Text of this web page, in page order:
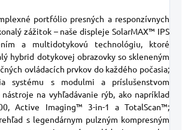
portfólio presných a responzívnych
zážitok – naše displeje SolarMAX™ IPS
a multidotykovú technológiu, ktoré
hybrid dotykovej obrazovky so skleneným
ovládacích prvkov do každého počasia;
systému s modulmi a príslušenstvom
na vyhľadávanie rýb, ako napríklad
Active Imaging™ 3-in-1 a TotalScan™;
s legendárnym pulzným kompresným